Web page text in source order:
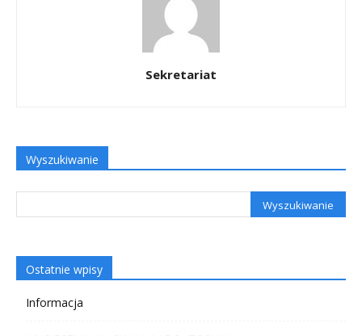
Sekretariat
Wyszukiwanie
Ostatnie wpisy
Informacja